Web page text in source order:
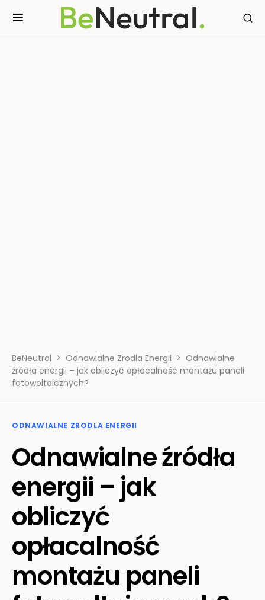
BeNeutral Odnawialne Zrodla Energii
Odnawialne
źródła energii – jak obliczyć opłacalność montażu paneli
fotowoltaicznych?
ODNAWIALNE ZRODLA ENERGII
Odnawialne źródła
energii – jak
obliczyć
opłacalność
montażu paneli